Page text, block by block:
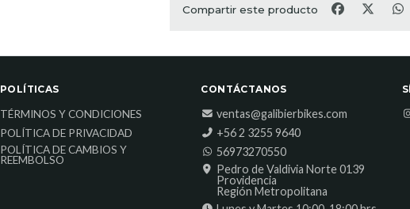
Compartir este producto
POLÍTICAS
TÉRMINOS Y CONDICIONES
POLÍTICA DE PRIVACIDAD
POLÍTICA DE CAMBIOS Y
REEMBOLSO
CONTÁCTANOS
ventas@galibierbikes.com
‎+56 2 3255 9640
56973270550
Pedro de Valdivia Norte 0139
Providencia
Región Metropolitana